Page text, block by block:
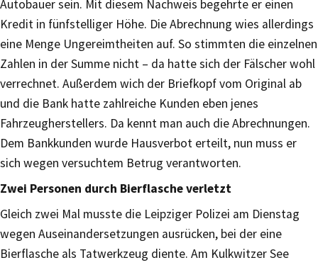
Autobauer sein. Mit diesem Nachweis begehrte er einen
Kredit in fünfstelliger Höhe. Die Abrechnung wies allerdings
eine Menge Ungereimtheiten auf. So stimmten die einzelnen
Zahlen in der Summe nicht – da hatte sich der Fälscher wohl
verrechnet. Außerdem wich der Briefkopf vom Original ab
und die Bank hatte zahlreiche Kunden eben jenes
Fahrzeugherstellers. Da kennt man auch die Abrechnungen.
Dem Bankkunden wurde Hausverbot erteilt, nun muss er
sich wegen versuchtem Betrug verantworten.
Zwei Personen durch Bierflasche verletzt
Gleich zwei Mal musste die Leipziger Polizei am Dienstag
wegen Auseinandersetzungen ausrücken, bei der eine
Bierflasche als Tatwerkzeug diente. Am Kulkwitzer See